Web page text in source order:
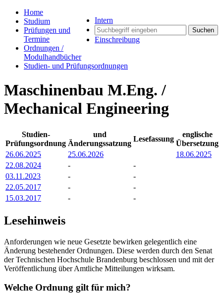
Intern
Suchen
Einschreibung
Home
Studium
Prüfungen und
Termine
Ordnungen /
Modulhandbücher
Studien- und Prüfungsordnungen
Maschinenbau M.Eng. /
Mechanical Engineering
Studien-
Prüfungsordnung
und
Änderungssatzung
Lesefassung
englische
Übersetzung
26.06.2025
25.06.2026
18.06.2025
22.08.2024 -
-
03.11.2023
-
-
22.05.2017
-
-
15.03.2017
- -
Lesehinweis
Anforderungen wie neue Gesetzte bewirken gelegentlich eine
Änderung bestehender Ordnungen. Diese werden durch den Senat
der Technischen Hochschule Brandenburg beschlossen und mit der
Veröffentlichung über Amtliche Mitteilungen wirksam.
Welche Ordnung gilt für mich?